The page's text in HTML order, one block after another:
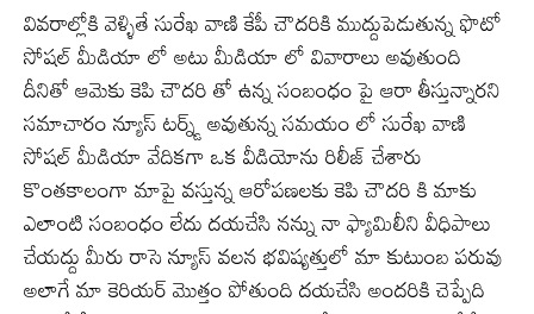
వివరాల్లోకి వెళ్ళితే సురేఖ వాణి కేపీ చౌదరికి ముద్దుపెడుతున్న ఫొటో
సోషల్ మీడియా లో అటు మీడియా లో వివారాలు అవుతుంది
దీనితో ఆమెకు కెపి చౌదరి తో ఉన్న సంబంధం పై ఆరా తీస్తున్నారని
సమాచారం న్యూస్ టర్న్డ్ అవుతున్న సమయం లో సురేఖ వాణి
సోషల్‌ మీడియా వేదికగా ఒక వీడియోను రిలీజ్‌ చేశారు
కొంతకాలంగా మాపై వస్తున్న ఆరోపణలకు కెపి చౌదరి కి మాకు
ఎలాంటి సంబంధం లేదు దయచేసి నన్ను నా ఫ్యామిలీని వీధిపాలు
చేయద్దు మీరు రాసె న్యూస్ వలన భవిష్యత్తులో మా కుటుంబ పరువు
అలాగే మా కెరియర్ మొత్తం పోతుంది దయచేసి అందరికి చెప్పేది